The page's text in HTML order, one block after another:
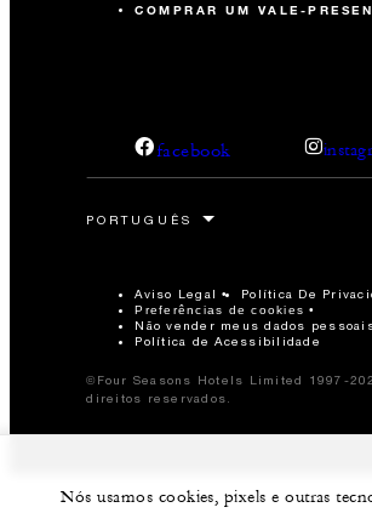
COMPRAR UM VALE-
facebook
Aviso Legal Política De
Preferências de cookies
Não vender meus dados
Política de Acessibilidade
©Four Seasons Hotels Limited 1997-
direitos reservados.
Nós usamos cookies, pixels e outras